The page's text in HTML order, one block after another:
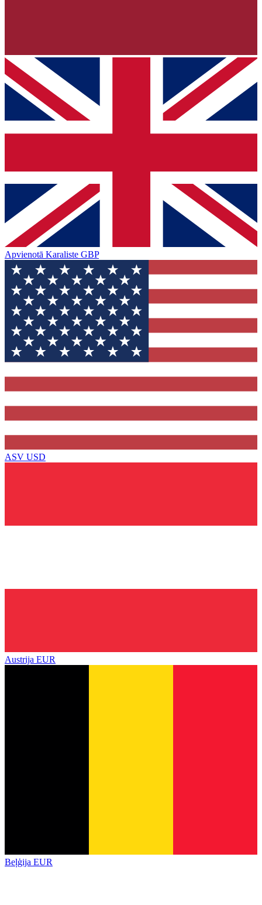
Apvienotā Karaliste GBP
ASV USD
Austrija EUR
Beļģija EUR